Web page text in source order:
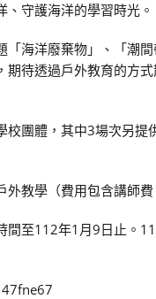
守護海洋的學習時光。
海洋廢棄物」、「潮
待透過戶外教育的方
團體，其中3場次另提
教學（費用包含講師
至112年1月9日止。